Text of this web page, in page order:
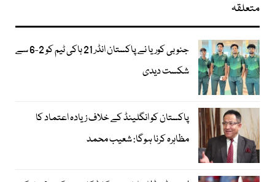
متعلقہ
جنوبی کوریا نے پاکستان انڈر 21 ہاکی ٹیم کو 2-6 سے
شکست دیدی
پاکستان کو انگلینڈ کے خلاف زیادہ اعتماد کا
مظاہرہ کرنا ہوگا: شعیب محمد